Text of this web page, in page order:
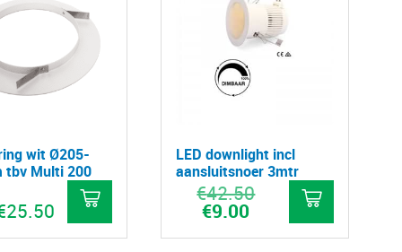
wit Ø205-
tbv Multi 200
25.50
LED downlight incl
aansluitsnoer 3mtr
€42.50Oorspronkelijke
€42.50.
€9.00
is:
Dit